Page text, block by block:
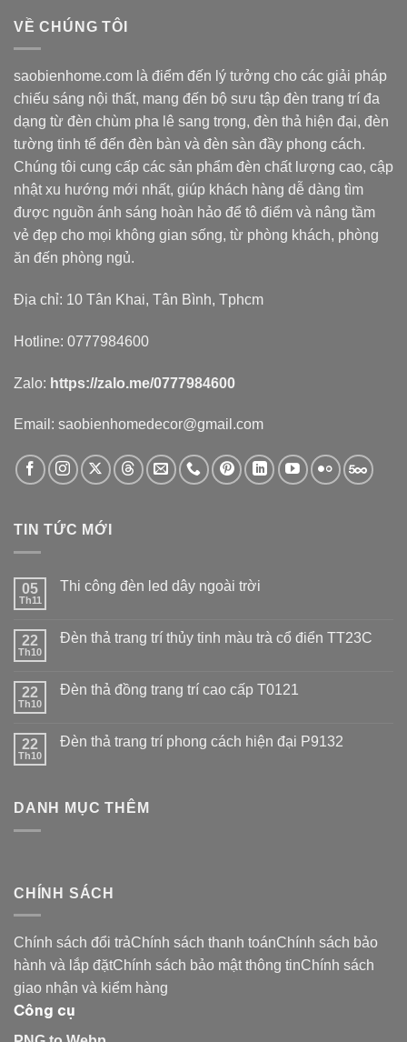
VỀ CHÚNG TÔI
saobienhome.com là điểm đến lý tưởng cho các giải pháp
chiếu sáng nội thất, mang đến bộ sưu tập đèn trang trí đa
dạng từ đèn chùm pha lê sang trọng, đèn thả hiện đại, đèn
tường tinh tế đến đèn bàn và đèn sàn đầy phong cách.
Chúng tôi cung cấp các sản phẩm đèn chất lượng cao, cập
nhật xu hướng mới nhất, giúp khách hàng dễ dàng tìm
được nguồn ánh sáng hoàn hảo để tô điểm và nâng tầm
vẻ đẹp cho mọi không gian sống, từ phòng khách, phòng
ăn đến phòng ngủ.
Địa chỉ: 10 Tân Khai, Tân Bình, Tphcm
Hotline: 0777984600
Zalo: https://zalo.me/0777984600
Email: saobienhomedecor@gmail.com
TIN TỨC MỚI
05
Th11
Thi công đèn led dây ngoài trời
22
Th10
Đèn thả trang trí thủy tinh màu trà cổ điển TT23C
22
Th10
Đèn thả đồng trang trí cao cấp T0121
22
Th10
Đèn thả trang trí phong cách hiện đại P9132
DANH MỤC THÊM
CHÍNH SÁCH
Chính sách đổi trảChính sách thanh toánChính sách bảo
hành và lắp đặtChính sách bảo mật thông tinChính sách
giao nhận và kiểm hàng
Công cụ